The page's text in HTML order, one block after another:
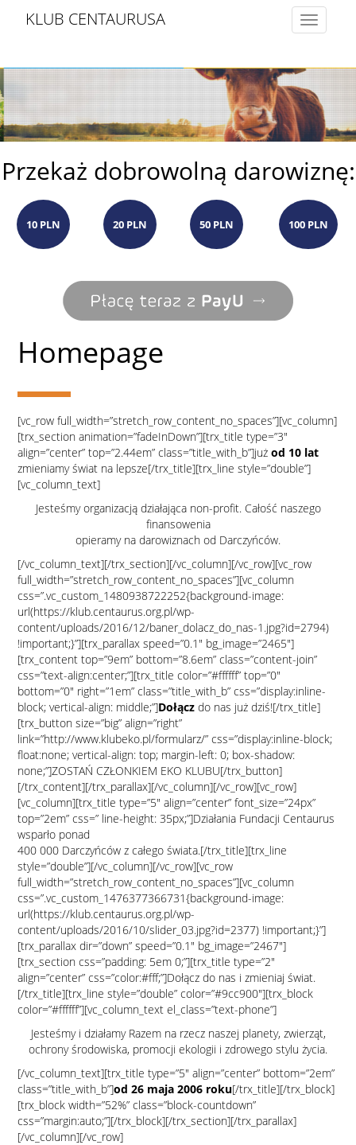
KLUB CENTAURUSA
Toggle
Przekaż dobrowolną darowiznę:
10 PLN 20 PLN 50 PLN 100 PLN
Homepage
[vc_row full_width=”stretch_row_content_no_spaces”][vc_column]
[trx_section animation=”fadeInDown”][trx_title type=”3″
align=”center” top=”2.44em” class=”title_with_b”]jużod 10 lat
zmieniamy świat na lepsze[/trx_title][trx_line style=”double”]
[vc_column_text]
Jesteśmy organizacją działająca non-profit. Całość naszego
finansowenia
opieramy na darowiznach od Darczyńców.
[/vc_column_text][/trx_section][/vc_column][/vc_row][vc_row
full_width=”stretch_row_content_no_spaces”][vc_column
css=”.vc_custom_1480938722252{background-image:
url(https://klub.centaurus.org.pl/wp-
content/uploads/2016/12/baner_dolacz_do_nas-1.jpg?id=2794)
!important;}”][trx_parallax speed=”0.1″ bg_image=”2465″]
[trx_content top=”9em” bottom=”8.6em” class=”content-join”
css=”text-align:center;”][trx_title color=”#ffffff” top=”0″
bottom=”0″ right=”1em” class=”title_with_b” css=”display:inline-
block; vertical-align: middle;”]Dołącz do nas już dziś![/trx_title]
[trx_button size=”big” align=”right”
link=”http://www.klubeko.pl/formularz/” css=”display:inline-block;
float:none; vertical-align: top; margin-left: 0; box-shadow:
none;”]ZOSTAŃ CZŁONKIEM EKO KLUBU[/trx_button]
[/trx_content][/trx_parallax][/vc_column][/vc_row][vc_row]
[vc_column][trx_title type=”5″ align=”center” font_size=”24px”
top=”2em” css=” line-height: 35px;”]Działania Fundacji Centaurus
wsparło ponad
400 000 Darczyńców z całego świata.[/trx_title][trx_line
style=”double”][/vc_column][/vc_row][vc_row
full_width=”stretch_row_content_no_spaces”][vc_column
css=”.vc_custom_1476377366731{background-image:
url(https://klub.centaurus.org.pl/wp-
content/uploads/2016/10/slider_03.jpg?id=2377) !important;}”]
[trx_parallax dir=”down” speed=”0.1″ bg_image=”2467″]
[trx_section css=”padding: 5em 0;”][trx_title type=”2″
align=”center” css=”color:#fff;”]Dołącz do nas i zmieniaj świat.
[/trx_title][trx_line style=”double” color=”#9cc900″][trx_block
color=”#ffffff”][vc_column_text el_class=”text-phone”]
Jesteśmy i działamy Razem na rzecz naszej planety, zwierząt,
ochrony środowiska, promocji ekologii i zdrowego stylu życia.
[/vc_column_text][trx_title type=”5″ align=”center” bottom=”2em”
class=”title_with_b”]od 26 maja 2006 roku[/trx_title][/trx_block]
[trx_block width=”52%” class=”block-countdown”
css=”margin:auto;”][/trx_block][/trx_section][/trx_parallax]
[/vc_column][/vc_row]